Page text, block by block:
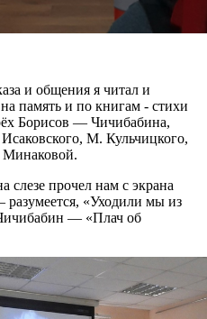
и общения я читал и
память и по книгам - стихи
Борисов — Чичибабина,
М. Кульчицкого,
слезе прочел нам с экрана
разумеется, «Уходили мы из
— «Плач об